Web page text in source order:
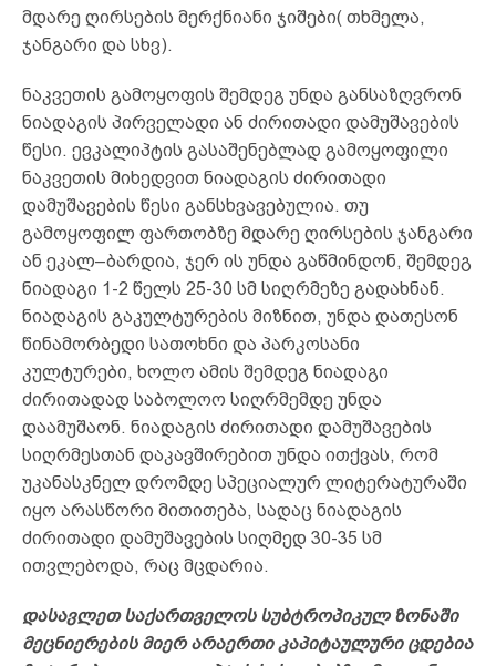
მდარე ღირსების მერქნიანი ჯიშები( თხმელა,
ჯანგარი და სხვ).
ნაკვეთის გამოყოფის შემდეგ უნდა განსაზღვრონ
ნიადაგის პირველადი ან ძირითადი დამუშავების
წესი. ევკალიპტის გასაშენებლად გამოყოფილი
ნაკვეთის მიხედვით ნიადაგის ძირითადი
დამუშავების წესი განსხვავებულია. თუ
გამოყოფილ ფართობზე მდარე ღირსების ჯანგარი
ან ეკალ–ბარდია, ჯერ ის უნდა გაწმინდონ, შემდეგ
ნიადაგი 1-2 წელს 25-30 სმ სიღრმეზე გადახნან.
ნიადაგის გაკულტურების მიზნით, უნდა დათესონ
წინამორბედი სათოხნი და პარკოსანი
კულტურები, ხოლო ამის შემდეგ ნიადაგი
ძირითადად საბოლოო სიღრმემდე უნდა
დაამუშაონ. ნიადაგის ძირითადი დამუშავების
სიღრმესთან დაკავშირებით უნდა ითქვას, რომ
უკანასკნელ დრომდე სპეციალურ ლიტერატურაში
იყო არასწორი მითითება, სადაც ნიადაგის
ძირითადი დამუშავების სიღმედ 30-35 სმ
ითვლებოდა, რაც მცდარია.
დასავლეთ საქართველოს სუბტროპიკულ ზონაში
მეცნიერების მიერ არაერთი კაპიტაულური ცდებია